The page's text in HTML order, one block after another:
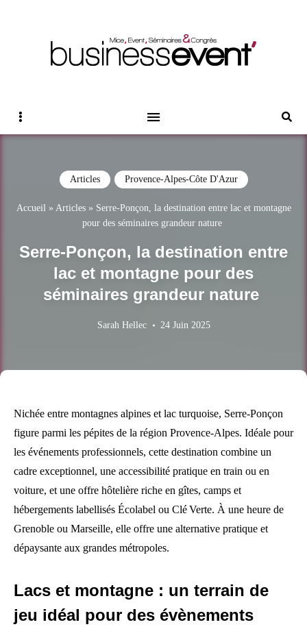
Sidebar
Articles Provence-Alpes-Côte D'Azur
Accueil» Articles» Serre‑Ponçon, la destination entre lac et montagne
pour des séminaires grandeur nature
Serre‑Ponçon, la destination entre
lac et montagne pour des
séminaires grandeur nature
Sarah Hellec 24 Juin 2025
Nichée entre montagnes alpines et lac turquoise, Serre‑Ponçon
figure parmi les pépites de la région Provence-Alpes. Idéale pour
les événements professionnels, cette destination combine un
cadre exceptionnel, une accessibilité pratique en train ou en
voiture, et une offre hôtelière riche en gîtes, camps et
hébergements labellisés Écolabel ou Clé Verte. À une heure de
Grenoble ou Marseille, elle offre une alternative pratique et
dépaysante aux grandes métropoles.
Lacs et montagne : un terrain de
jeu idéal pour des évènements